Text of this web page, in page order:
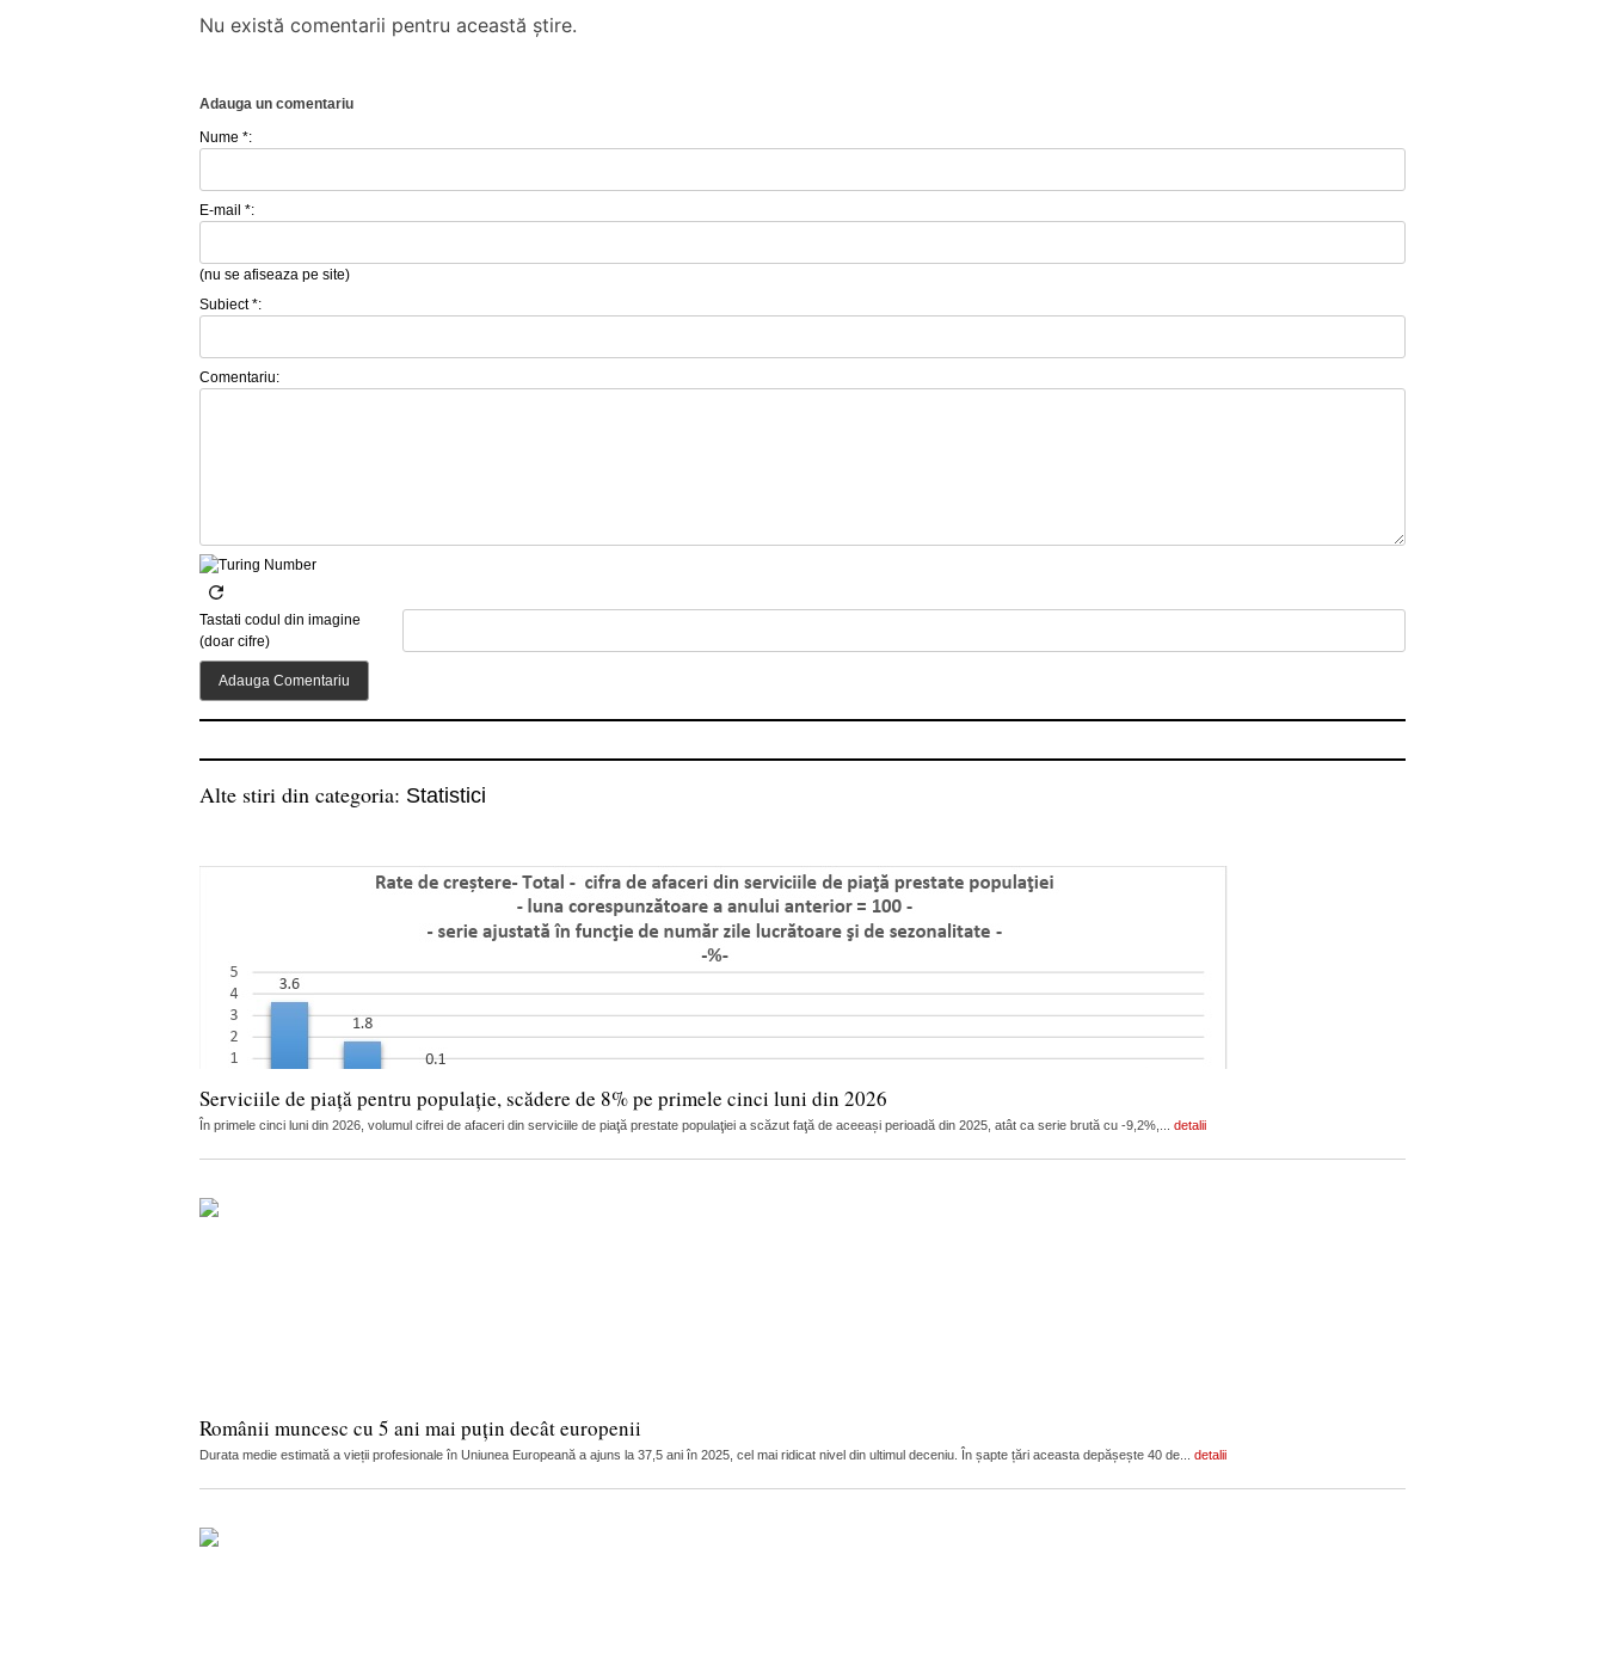
Nu există comentarii pentru această știre.
Adauga un comentariu
Nume *:
E-mail *:
(nu se afiseaza pe site)
Subiect *:
Comentariu:
Tastati codul din imagine
(doar cifre)
Alte stiri din categoria: Statistici
Serviciile de piață pentru populație, scădere de 8% pe primele cinci luni din 2026
În primele cinci luni din 2026, volumul cifrei de afaceri din serviciile de piaţă prestate populaţiei a scăzut faţă de aceeași perioadă din 2025, atât ca serie brută cu -9,2%,... detalii
Românii muncesc cu 5 ani mai puțin decât europenii
Durata medie estimată a vieții profesionale în Uniunea Europeană a ajuns la 37,5 ani în 2025, cel mai ridicat nivel din ultimul deceniu. În șapte țări aceasta depășește 40 de... detalii